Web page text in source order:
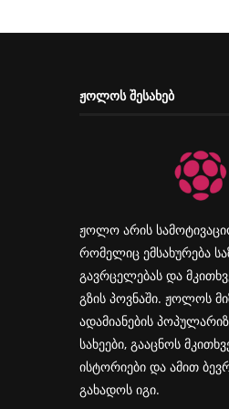
ᲟᲝᲚᲝᲡ ᲨᲔᲡᲐᲮᲔᲑ
ჟოლო არის
რომელიც ემსახურება
გავრცელებას და
გზის პოვნაში. ჟოლოს
ადამიანების
სახეები, გააცნოს
ისტორიები და ამით
გახადოს იგი.